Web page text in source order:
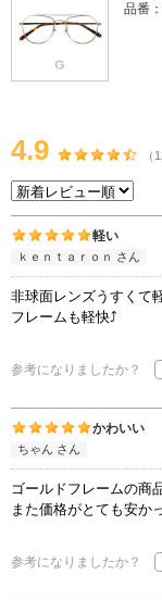
品番
4.9 （
軽い
ｋｅｎｔａｒｏｎ さん
非球面レンズうすくて
フレームも軽快⤴
参考になりましたか？
かわいい
ちゃん さん
ゴールドフレームの商
また価格がとても安か
参考になりましたか？